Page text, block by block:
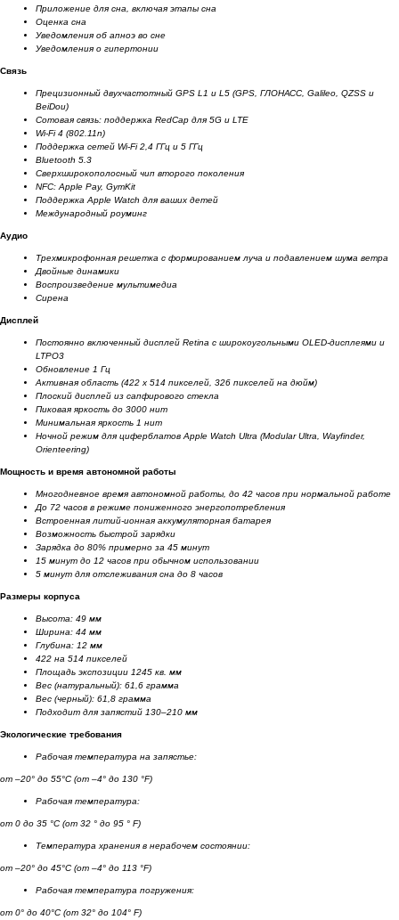
Приложение для сна, включая этапы сна
Оценка сна
Уведомления об апноэ во сне
Уведомления о гипертонии
Связь
Прецизионный двухчастотный GPS L1 и L5 (GPS, ГЛОНАСС, Galileo, QZSS и
BeiDou)
Сотовая связь: поддержка RedCap для 5G и LTE
Wi-Fi 4 (802.11n)
Поддержка сетей Wi-Fi 2,4 ГГц и 5 ГГц
Bluetooth 5.3
Сверхширокополосный чип второго поколения
NFC: Apple Pay, GymKit
Поддержка Apple Watch для ваших детей
Международный роуминг
Аудио
Трехмикрофонная решетка с формированием луча и подавлением шума ветра
Двойные динамики
Воспроизведение мультимедиа
Сирена
Дисплей
Постоянно включенный дисплей Retina с широкоугольными OLED-дисплеями и
LTPO3
Обновление 1 Гц
Активная область (422 x 514 пикселей, 326 пикселей на дюйм)
Плоский дисплей из сапфирового стекла
Пиковая яркость до 3000 нит
Минимальная яркость 1 нит
Ночной режим для циферблатов Apple Watch Ultra (Modular Ultra, Wayfinder,
Orienteering)
Мощность и время автономной работы
Многодневное время автономной работы, до 42 часов при нормальной работе
До 72 часов в режиме пониженного энергопотребления
Встроенная литий-ионная аккумуляторная батарея
Возможность быстрой зарядки
Зарядка до 80% примерно за 45 минут
15 минут до 12 часов при обычном использовании
5 минут для отслеживания сна до 8 часов
Размеры корпуса
Высота: 49 мм
Ширина: 44 мм
Глубина: 12 мм
422 на 514 пикселей
Площадь экспозиции 1245 кв. мм
Вес (натуральный): 61,6 грамма
Вес (черный): 61,8 грамма
Подходит для запястий 130–210 мм
Экологические требования
Рабочая температура на запястье:
от –20° до 55°C (от –4° до 130 °F)
Рабочая температура:
от 0 до 35 °C (от 32 ° до 95 ° F)
Температура хранения в нерабочем состоянии:
от –20° до 45°C (от –4° до 113 °F)
Рабочая температура погружения:
от 0° до 40°C (от 32° до 104° F)